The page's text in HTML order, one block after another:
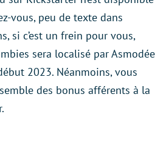
vous, peu de texte dans
si c’est un frein pour vous,
sera localisé par Asmodée
2023. Néanmoins, vous
des bonus afférents à la